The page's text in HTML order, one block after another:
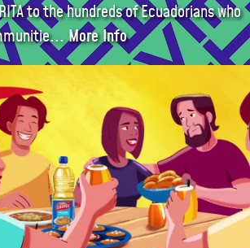
to the hundreds of Ecuadorians who
... More Info